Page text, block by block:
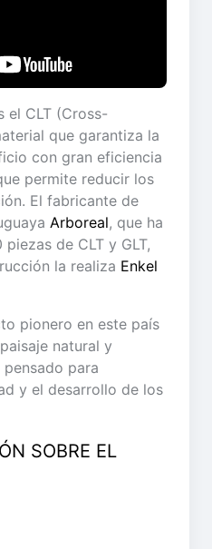
el CLT (Cross-
que garantiza la
con gran eficiencia
permite reducir los
El fabricante de
Arboreal, que ha
de CLT y GLT,
la realiza Enkel
pionero en este país
natural y
para
y el desarrollo de los
SOBRE EL